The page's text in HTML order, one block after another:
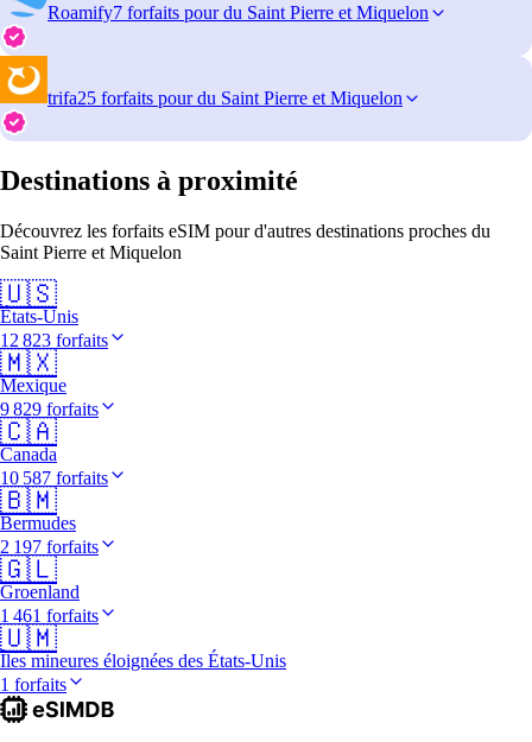
Roamify7 forfaits pour du Saint Pierre et Miquelon
trifa25 forfaits pour du Saint Pierre et Miquelon
Destinations à proximité
Découvrez les forfaits eSIM pour d'autres destinations proches du
Saint Pierre et Miquelon
🇺🇸
États-Unis
12 823 forfaits
🇲🇽
Mexique
9 829 forfaits
🇨🇦
Canada
10 587 forfaits
🇧🇲
Bermudes
2 197 forfaits
🇬🇱
Groenland
1 461 forfaits
🇺🇲
Îles mineures éloignées des États-Unis
1 forfaits